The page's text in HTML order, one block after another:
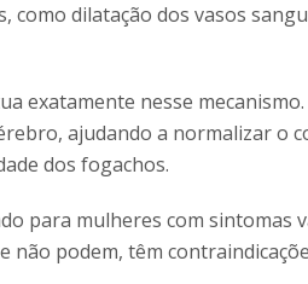
como dilatação dos vasos
exatamente nesse
ajudando a normalizar o
dos fogachos.
para mulheres com
não podem, têm